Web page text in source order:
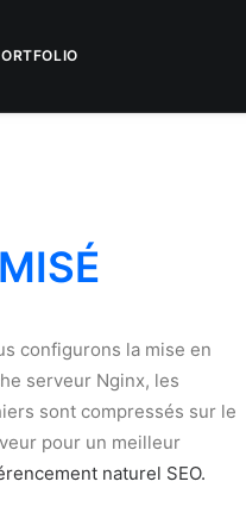
configurons la mise en
serveur Nginx, les
sont compressés sur le
pour un meilleur
naturel SEO.